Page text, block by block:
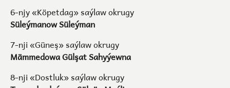
6-njy «Köpetdag» saýlaw okrugy
Süleýmanow Süleýman
7-nji «Güneş» saýlaw okrugy
Mämmedowa Gülşat Sahyýewna
8-nji «Dostluk» saýlaw okrugy